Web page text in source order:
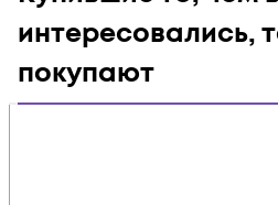
интересовались,
покупают